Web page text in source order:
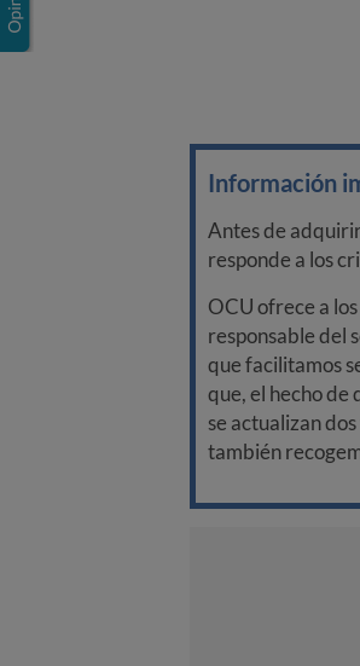
Información
Antes de
responde a los
OCU ofrece a
responsable del
que facilitamos
que, el hecho de
se actualizan
también